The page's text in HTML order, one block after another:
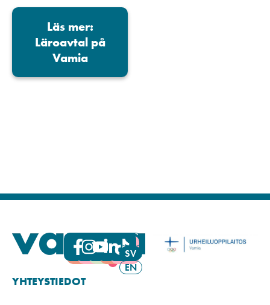
Läs mer:
Läroavtal på
Vamia
FI
SV
EN
YHTEYSTIEDOT